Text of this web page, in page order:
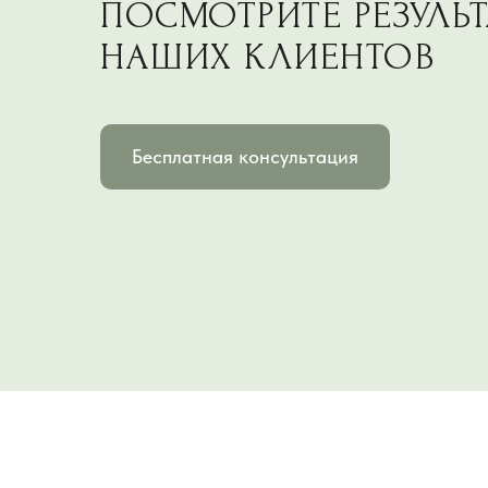
ПОСМОТРИТЕ
НАШИХ КЛИЕНТОВ
Бесплатная консультация